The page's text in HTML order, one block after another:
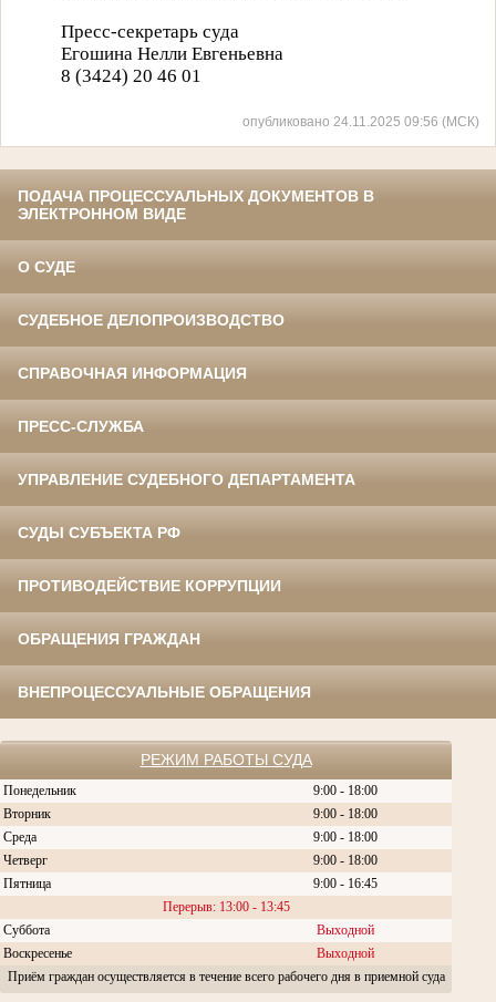
Пресс-секретарь суда
Егошина Нелли Евгеньевна
8 (3424) 20 46 01
опубликовано 24.11.2025 09:56 (МСК)
ПОДАЧА ПРОЦЕССУАЛЬНЫХ ДОКУМЕНТОВ В
ЭЛЕКТРОННОМ ВИДЕ
О СУДЕ
СУДЕБНОЕ ДЕЛОПРОИЗВОДСТВО
СПРАВОЧНАЯ ИНФОРМАЦИЯ
ПРЕСС-СЛУЖБА
УПРАВЛЕНИЕ СУДЕБНОГО ДЕПАРТАМЕНТА
СУДЫ СУБЪЕКТА РФ
ПРОТИВОДЕЙСТВИЕ КОРРУПЦИИ
ОБРАЩЕНИЯ ГРАЖДАН
ВНЕПРОЦЕССУАЛЬНЫЕ ОБРАЩЕНИЯ
РЕЖИМ РАБОТЫ СУДА
Понедельник
9:00 - 18:00
Вторник
9:00 - 18:00
Среда
9:00 - 18:00
Четверг
9:00 - 18:00
Пятница
9:00 - 16:45
Перерыв: 13:00 - 13:45
Суббота
Выходной
Воскресенье
Выходной
Приём граждан осуществляется в течение всего рабочего дня в приемной суда